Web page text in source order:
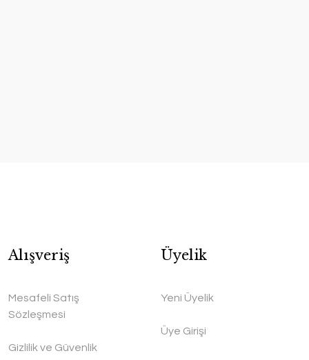
Alışveriş
Mesafeli Satış
Sözleşmesi
Gizlilik ve Güvenlik
Üyelik
Yeni Üyelik
Üye Girişi